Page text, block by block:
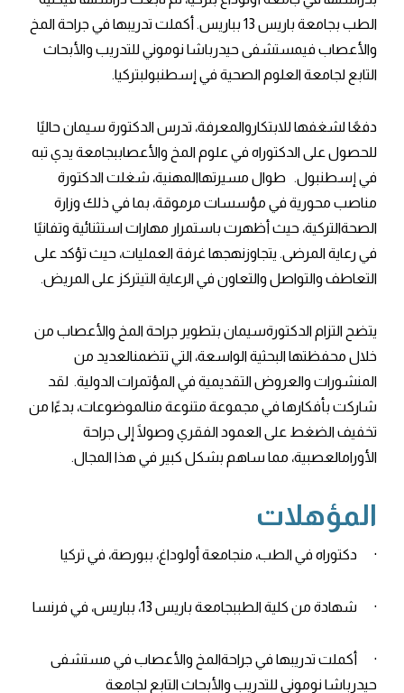
الطب بجامعة باريس 13 بباريس. أكملت تدريبها في جراحة المخ
والأعصاب فيمستشفى حيدرباشا نوموني للتدريب والأبحاث
التابع لجامعة العلوم الصحية في إسطنبولبتركيا.
دفعًا لشغفها للابتكاروالمعرفة، تدرس الدكتورة سيمان حاليًا
للحصول على الدكتوراه في علوم المخ والأعصاببجامعة يدي تبه
في إسطنبول. طوال مسيرتهاالمهنية، شغلت الدكتورة
مناصب محورية في مؤسسات مرموقة، بما في ذلك وزارة
الصحةالتركية، حيث أظهرت باستمرار مهارات استثنائية وتفانيًا
في رعاية المرضى. يتجاوزنهجها غرفة العمليات، حيث تؤكد على
التعاطف والتواصل والتعاون في الرعاية التيتركز على المريض.
يتضح التزام الدكتورةسيمان بتطوير جراحة المخ والأعصاب من
خلال محفظتها البحثية الواسعة، التي تتضمنالعديد من
المنشورات والعروض التقديمية في المؤتمرات الدولية. لقد
شاركت بأفكارها في مجموعة متنوعة منالموضوعات، بدءًا من
تخفيف الضغط على العمود الفقري وصولًا إلى جراحة
الأورامالعصبية، مما ساهم بشكل كبير في هذا المجال.
المؤهلات
· دكتوراه في الطب، منجامعة أولوداغ، ببورصة، في تركيا
· شهادة من كلية الطببجامعة باريس 13، بباريس، في فرنسا
· أكملت تدريبها في جراحةالمخ والأعصاب في مستشفى
حيدرباشا نوموني للتدريب والأبحاث التابع لجامعة